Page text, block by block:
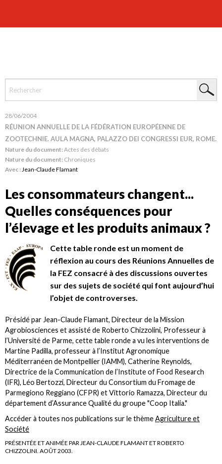
28/06/2004
RÉUNION ANNUELLE DE LA FÉDÉRATION EUROPÉENNE DE
ZOOTECHNIE. AULA MAGNA, PALAZZO DEI CONGRESSI EUR, ROME.
Nature du document:Actes des débats
Nature du document: Chroniques
Avec :Jean-Claude Flamant
Les consommateurs changent...
Quelles conséquences pour
l’élevage et les produits animaux ?
Cette table ronde est un moment de
réflexion au cours des Réunions Annuelles de
la FEZ consacré à des discussions ouvertes
sur des sujets de société qui font aujourd’hui
l’objet de controverses.
Présidé par Jean-Claude Flamant, Directeur de la Mission
Agrobiosciences et assisté de Roberto Chizzolini, Professeur à
l’Université de Parme, cette table ronde a vu les interventions de
Martine Padilla, professeur à l’Institut Agronomique
Méditerranéen de Montpellier (IAMM), Catherine Reynolds,
Directrice de la Communication de l’Institute of Food Research
(IFR), Léo Bertozzi, Directeur du Consortium du Fromage de
Parmegiono Reggiano (CFPR) et Vittorio Ramazza, Directeur du
département d’Assurance Qualité du groupe "Coop Italia."
Accéder à toutes nos publications sur le thèmeAgriculture et
Société
PRÉSENTÉE ET ANIMÉE PAR JEAN-CLAUDE FLAMANT ET ROBERTO
CHIZZOLINI. AOÛT 2003.